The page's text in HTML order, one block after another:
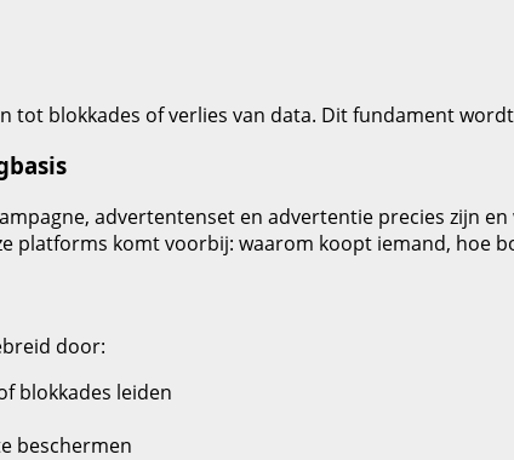
tot blokkades of verlies van data. Dit fundament
advertentenset en advertentie precies zijn
platforms komt voorbij: waarom koopt iemand, hoe
door:
blokkades leiden
beschermen